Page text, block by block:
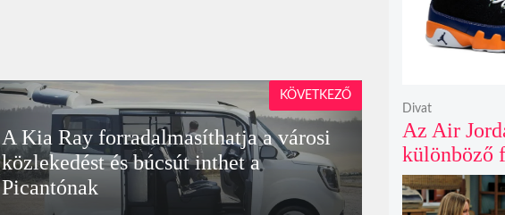
A Kia Ray forradalmasíthatja a városi
közlekedést és búcsút inthet a
Picantónak
KÖVETKEZŐ
Az Air
különböző
gyúr
dizájnba
Divat